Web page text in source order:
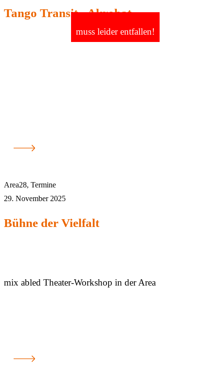
Tango Transit - Akrobat
muss leider entfallen!
Area28, Termine
29. November 2025
Bühne der Vielfalt
mix abled Theater-Workshop in der Area